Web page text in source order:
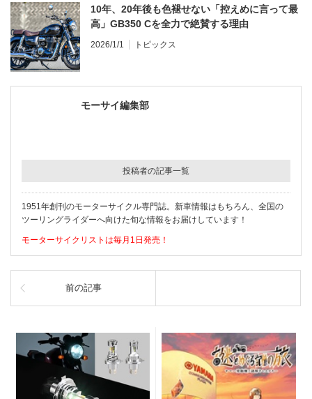
10年、20年後も色褪せない「控えめに言って最
高」GB350 Cを全力で絶賛する理由
2026/1/1 トピックス
モーサイ編集部
投稿者の記事一覧
1951年創刊のモーターサイクル専門誌。新車情報はもちろん、全国の
ツーリングライダーへ向けた旬な情報をお届けしています！
モーターサイクリストは毎月1日発売！
前の記事